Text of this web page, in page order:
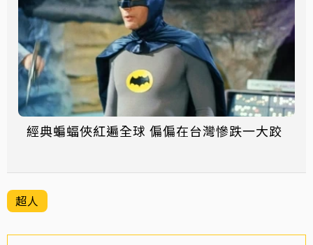
經典蝙蝠俠紅遍全球 偏偏在台灣慘跌一大跤
超人